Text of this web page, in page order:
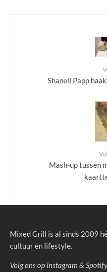
Shanell Papp
Mash-up tussen
Mixed Grill is al sinds 2009
cultuur en lifestyle.
Volg ons op Instagram & Spotify